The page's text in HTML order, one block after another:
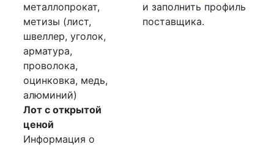
металлопрокат,
метизы (лист,
швеллер, уголок,
арматура,
проволока,
оцинковка, медь,
алюминий)
Лот с открытой
ценой
Информация о
и заполнить профиль
поставщика.